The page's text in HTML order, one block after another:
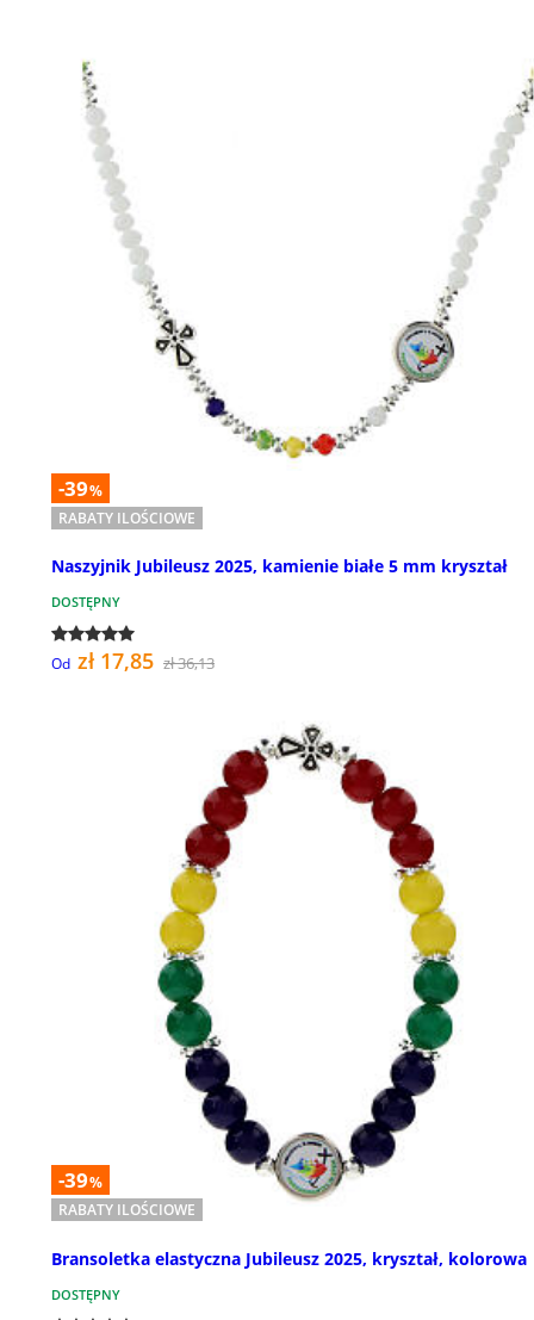
-39%
RABATY ILOŚCIOWE
Naszyjnik Jubileusz 2025, kamienie białe 5 mm kryształ
DOSTĘPNY
Od zł 17,85 zł 36,13
-39%
RABATY ILOŚCIOWE
Bransoletka elastyczna Jubileusz 2025, kryształ, kolorowa
DOSTĘPNY